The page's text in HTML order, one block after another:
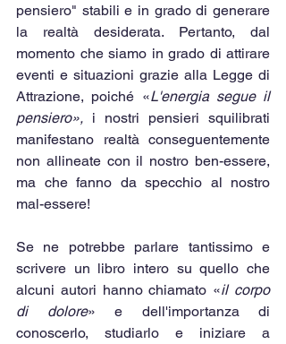
pensiero" stabili e in grado di generare
la realtà desiderata. Pertanto, dal
momento che siamo in grado di attirare
eventi e situazioni grazie alla Legge di
Attrazione, poiché «L'energia segue il
pensiero», i nostri pensieri squilibrati
manifestano realtà conseguentemente
non allineate con il nostro ben-essere,
ma che fanno da specchio al nostro
mal-essere!
Se ne potrebbe parlare tantissimo e
scrivere un libro intero su quello che
alcuni autori hanno chiamato «il corpo
di dolore» e dell'importanza di
conoscerlo, studiarlo e iniziare a